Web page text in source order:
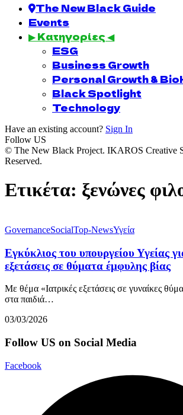
The New Black Guide
Events
▶ Κατηγορίες ◀
ESG
Business Growth
Personal Growth &
Black Spotlight
Technology
Have an existing account? Sign In
Follow US
© The New Black Project. IKAROS Creative
Reserved.
Ετικέτα: ξενώνες
GovernanceSocialTop-NewsΥγεία
Εγκύκλιος του υπουργείου Υγείας
εξετάσεις σε θύματα έμφυλης βίας
Με θέμα «Ιατρικές εξετάσεις σε γυναίκες
στα παιδιά…
03/03/2026
Follow US on Social Media
Facebook